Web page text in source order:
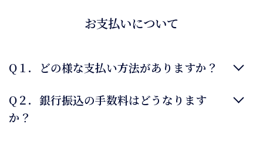
お支払いについて
Q１．どの様な支払い方法がありますか？
Q２．銀行振込の手数料はどうなります
か？